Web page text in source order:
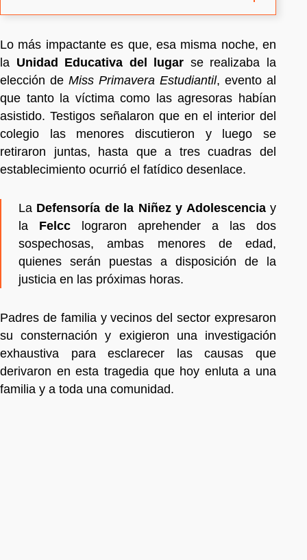
Lo más impactante es que, esa misma noche, en
la Unidad Educativa del lugar se realizaba la
elección de Miss Primavera Estudiantil, evento al
que tanto la víctima como las agresoras habían
asistido. Testigos señalaron que en el interior del
colegio las menores discutieron y luego se
retiraron juntas, hasta que a tres cuadras del
establecimiento ocurrió el fatídico desenlace.
La Defensoría de la Niñez y Adolescenciay
la Felcc lograron aprehender a las dos
sospechosas, ambas menores de edad,
quienes serán puestas a disposición de la
justicia en las próximas horas.
Padres de familia y vecinos del sector expresaron
su consternación y exigieron una investigación
exhaustiva para esclarecer las causas que
derivaron en esta tragedia que hoy enluta a una
familia y a toda una comunidad.